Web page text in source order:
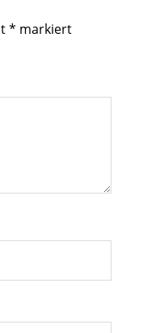
* markiert